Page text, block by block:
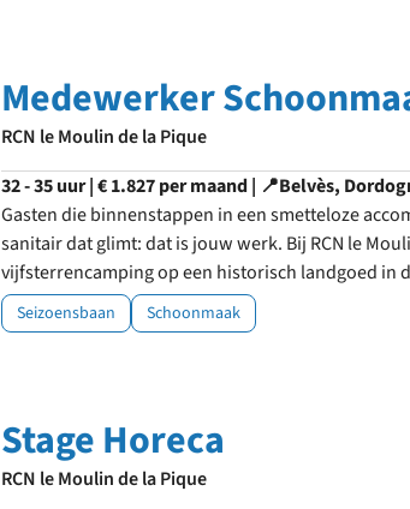
Medewerker
RCN le Moulin de la Pique
32 - 35 uur | € 1.827 per maand | 📍Belvès,
Gasten die binnenstappen in een smetteloze
sanitair dat glimt: dat is jouw werk. Bij RCN le
vijfsterrencamping op een historisch landgoed in
Seizoensbaan Schoonmaak
Stage Horeca
RCN le Moulin de la Pique